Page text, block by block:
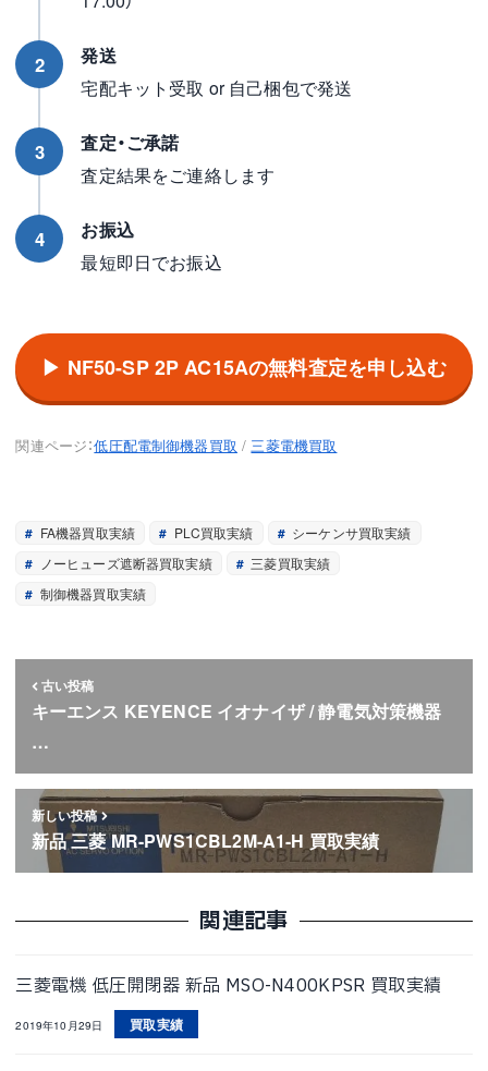
2
発送
宅配キット受取 or 自己梱包で発送
3
査定・ご承諾
査定結果をご連絡します
4
お振込
最短即日でお振込
▶ NF50-SP 2P AC15Aの無料査定を申し込む
関連ページ：低圧配電制御機器買取 /三菱電機買取
FA機器買取実績 PLC買取実績
シーケンサ買取実績
ノーヒューズ遮断器買取実績
三菱買取実績
制御機器買取実績
古い投稿
キーエンス KEYENCE イオナイザ / 静電気対策機器
…
新しい投稿
新品 三菱 MR-PWS1CBL2M-A1-H 買取実績
関連記事
三菱電機 低圧開閉器 新品 MSO-N400KPSR 買取実績
2019年10月29日 買取実績